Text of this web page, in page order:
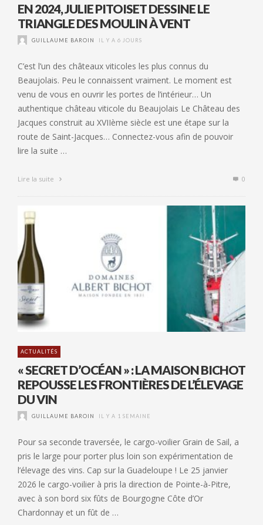
EN 2024, JULIE PITOISET DESSINE LE
TRIANGLE DES MOULIN À VENT
GUILLAUME BAROIN IL Y A 6 JOURS
C’est l’un des châteaux viticoles les plus connus du
Beaujolais. Peu le connaissent vraiment. Le moment est
venu de vous en ouvrir les portes de l’intérieur… Un
authentique château viticole du Beaujolais Le Château des
Jacques construit au XVIIème siècle est une étape sur la
route de Saint-Jacques… Connectez-vous afin de pouvoir
lire la suite …
Lire la suite 0
ACTUALITÉS
« SECRET D’OCÉAN » : LA MAISON BICHOT
REPOUSSE LES FRONTIÈRES DE L’ÉLEVAGE
DU VIN
GUILLAUME BAROIN IL Y A 1 SEMAINE
Pour sa seconde traversée, le cargo-voilier Grain de Sail, a
pris le large pour porter plus loin son expérimentation de
l’élevage des vins. Cap sur la Guadeloupe ! Le 25 janvier
2026 le cargo-voilier à pris la direction de Pointe-à-Pitre,
avec à son bord six fûts de Bourgogne Côte d’Or
Chardonnay et un fût de …